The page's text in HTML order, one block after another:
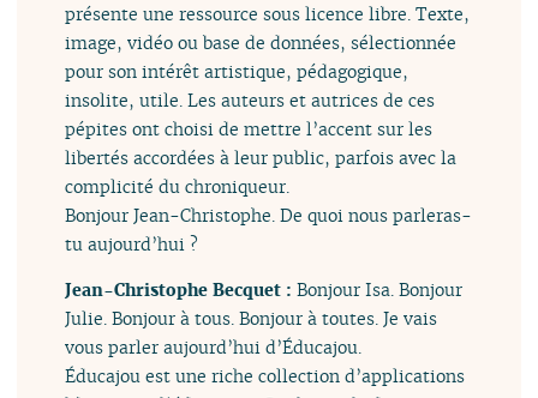
présente une ressource sous licence libre. Texte,
image, vidéo ou base de données, sélectionnée
pour son intérêt artistique, pédagogique,
insolite, utile. Les auteurs et autrices de ces
pépites ont choisi de mettre l’accent sur les
libertés accordées à leur public, parfois avec la
complicité du chroniqueur.
Bonjour Jean-Christophe. De quoi nous parleras-
tu aujourd’hui ?
Jean-Christophe Becquet :Bonjour Isa. Bonjour
Julie. Bonjour à tous. Bonjour à toutes. Je vais
vous parler aujourd’hui d’Éducajou.
Éducajou est une riche collection d’applications